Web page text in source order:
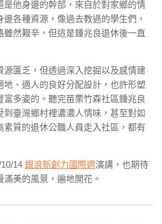
是他身邊的幹部，來自於對家鄉的情
各種資源，像過去教過的學生們，
雖然艱辛，但這是鍾兆良退休後一直
源匱乏，但透過深入挖掘以及感情建
地、適人的良好分配設計，也許形塑
富多姿的。聽完苗栗竹森社區鍾兆良
到臺灣鄉村裡濃濃人情味，甚至對如
素質的退休公職人員走入社區，都有
14 銀浪新創力國際週演講，也期待
美的風景，遍地開花。